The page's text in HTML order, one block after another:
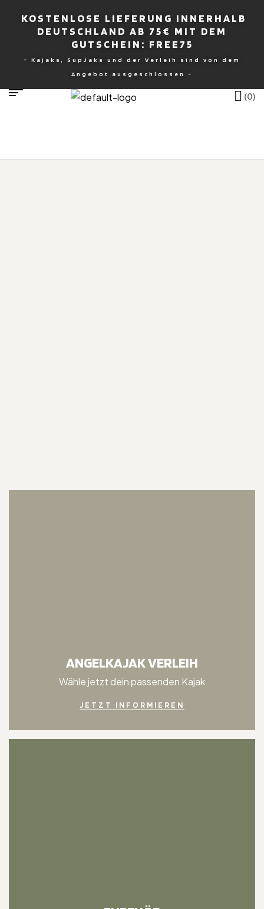
KOSTENLOSE LIEFERUNG INNERHALB
DEUTSCHLAND AB 75€ MIT DEM
GUTSCHEIN: FREE75
– Kajaks, SupJaks und der Verleih sind von dem
Angebot ausgeschlossen –
(0)
ANGELKAJAK VERLEIH
Wähle jetzt dein passenden Kajak
JETZT INFORMIEREN